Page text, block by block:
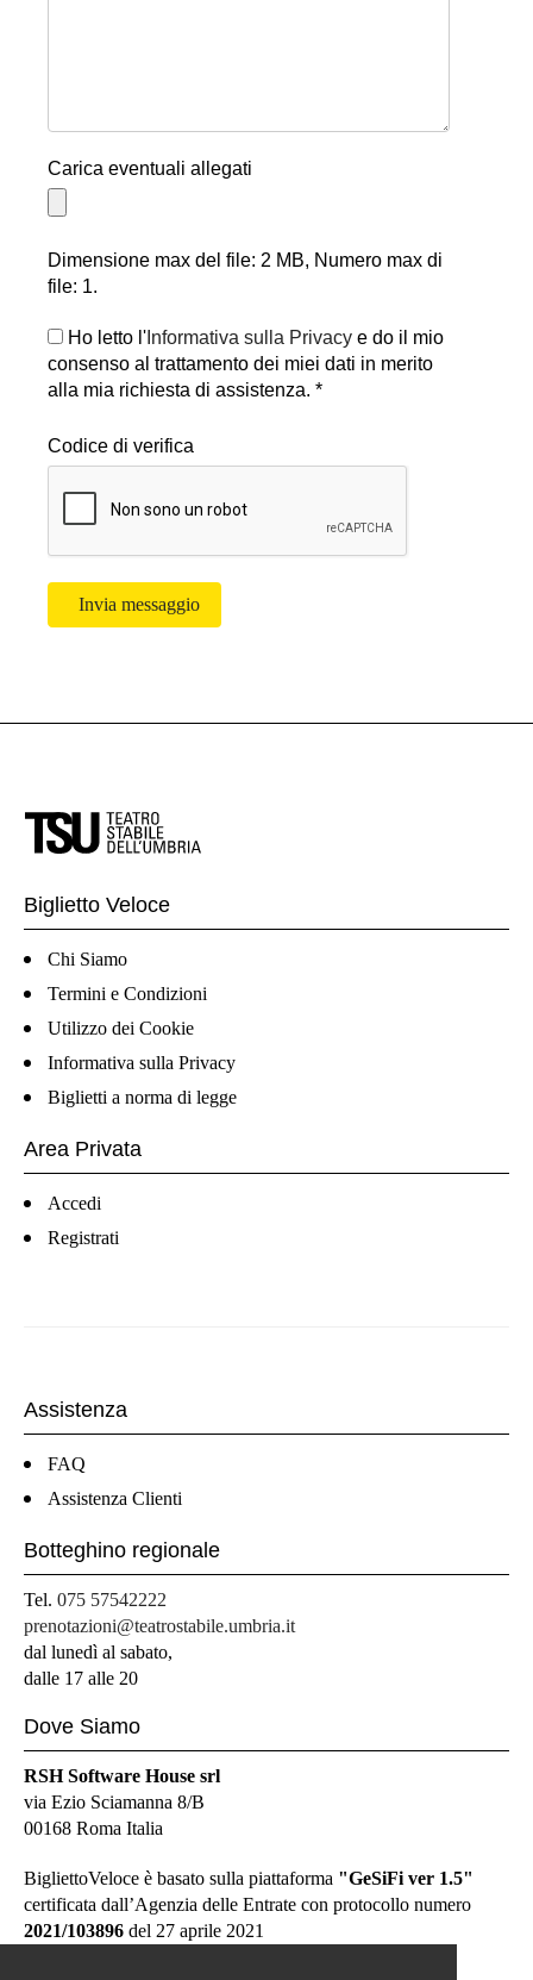
Carica eventuali allegati
Dimensione max del file: 2 MB, Numero max di
file: 1.
Ho letto l' Informativa sulla Privacy e do il mio
consenso al trattamento dei miei dati in merito
alla mia richiesta di assistenza. *
Codice di verifica
Invia messaggio
Biglietto Veloce
Chi Siamo
Termini e Condizioni
Utilizzo dei Cookie
Informativa sulla Privacy
Biglietti a norma di legge
Area Privata
Accedi
Registrati
Assistenza
FAQ
Assistenza Clienti
Botteghino regionale
Tel. 075 57542222
prenotazioni@teatrostabile.umbria.it
dal lunedì al sabato,
dalle 17 alle 20
Dove Siamo
RSH Software House srl
via Ezio Sciamanna 8/B
00168 Roma Italia
BigliettoVeloce è basato sulla piattaforma "GeSiFi ver 1.5"
certificata dall’Agenzia delle Entrate con protocollo numero
2021/103896 del 27 aprile 2021